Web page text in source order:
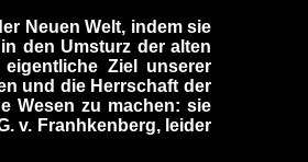
Neuen Welt, indem sie
den Umsturz der alten
Ziel unserer
und die Herrschaft der
Wesen zu machen: sie
v. Franhkenberg, leider